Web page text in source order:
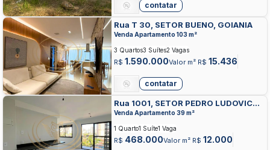
contatar
Rua T 30, SETOR BUENO, GOIANIA
Venda Apartamento 103 m²
R$ 1.590.000Valor m² R$ 15.436
3 Quartos3 Suítes2 Vagas
contatar
Rua 1001, SETOR PEDRO LUDOVICO,
GOIANIA
Venda Apartamento 39 m²
R$ 468.000Valor m² R$ 12.000
1 Quarto1 Suíte1 Vaga